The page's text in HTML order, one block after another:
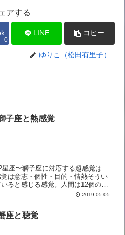
アする
0
LINE コピー
ゆりこ（松田有里子）
子座と熱感覚
座〜獅子座に対応する超感覚は
は意志・個性・目的・情熱そうい
ると感じる感覚。人間は12個の
れが星座に対応する、としている...
2019.05.05
座と聴覚